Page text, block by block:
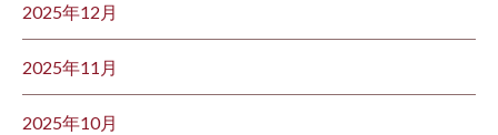
2025年12月
2025年11月
2025年10月